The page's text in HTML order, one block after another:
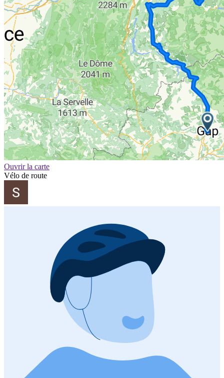
Ouvrir la carte
Vélo de route